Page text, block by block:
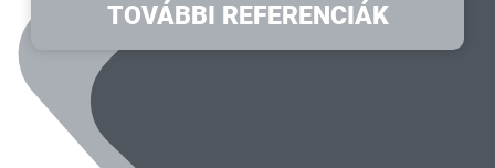
TOVÁBBI REFERENCIÁK